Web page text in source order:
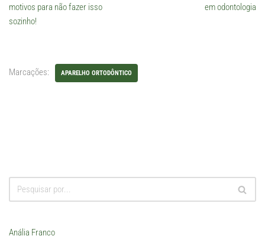
motivos para não fazer isso
sozinho!
em odontologia
Marcações: APARELHO ORTODÔNTICO
Anália Franco